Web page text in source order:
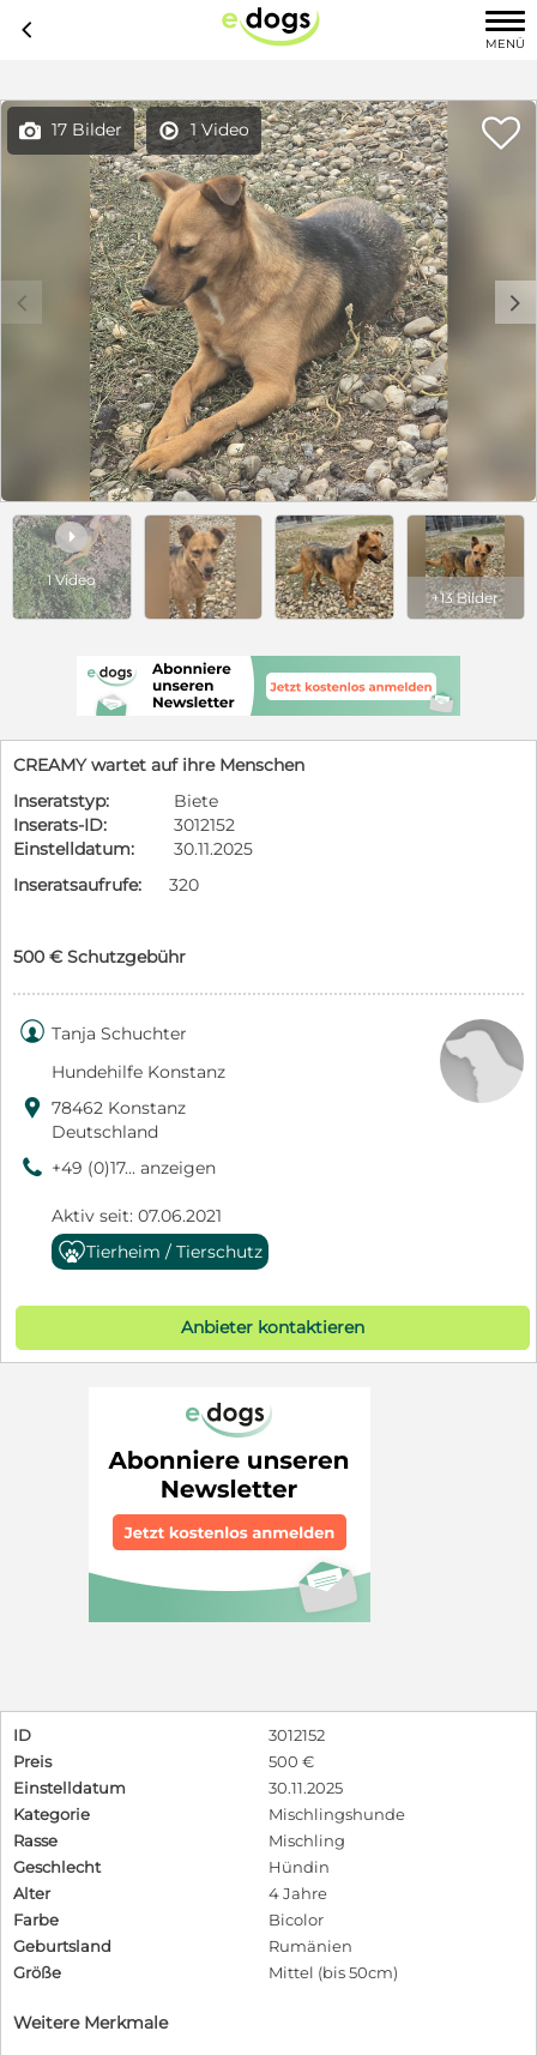
c
MENÜ
 17 Bilder  1 Video 
c d

1 Video
+13 Bilder
CREAMY wartet auf ihre Menschen
Inseratstyp:
Biete
Inserats-ID:
3012152
Einstelldatum:
30.11.2025
Inseratsaufrufe:
320
500 € Schutzgebühr
 Tanja Schuchter
Hundehilfe Konstanz
 78462 Konstanz
Deutschland
9 +49 (0)17... anzeigen
Aktiv seit: 07.06.2021
Tierheim / Tierschutz
Anbieter kontaktieren
ID
3012152
Preis
500 €
Einstelldatum
30.11.2025
Kategorie
Mischlingshunde
Rasse
Mischling
Geschlecht
Hündin
Alter
4 Jahre
Farbe
Bicolor
Geburtsland
Rumänien
Größe
Mittel (bis 50cm)
Weitere Merkmale